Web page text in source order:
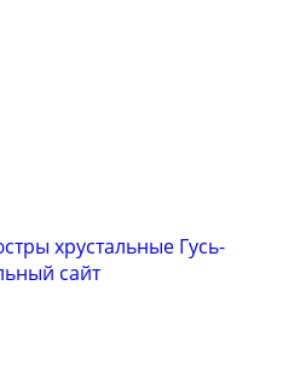
хрустальные Гусь-
сайт